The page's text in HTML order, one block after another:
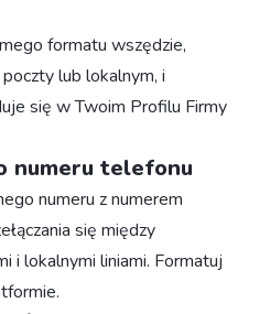
formatu wszędzie,
lub lokalnym, i
się w Twoim Profilu Firmy
numeru telefonu
numeru z numerem
się między
i lokalnymi liniami. Formatuj